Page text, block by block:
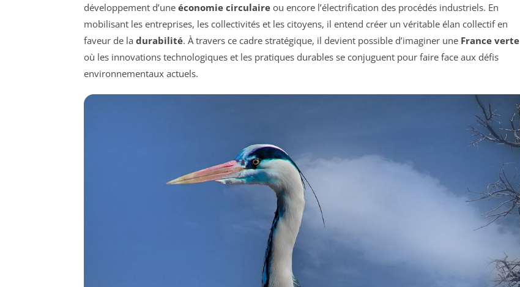
développement d’une économie circulaire ou encore l’électrification des procédés industriels. En
mobilisant les entreprises, les collectivités et les citoyens, il entend créer un véritable élan collectif en
faveur de la durabilité. À travers ce cadre stratégique, il devient possible d’imaginer une France verte
où les innovations technologiques et les pratiques durables se conjuguent pour faire face aux défis
environnementaux actuels.